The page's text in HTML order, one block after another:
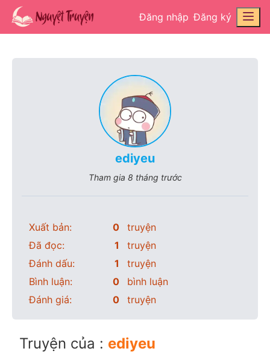
Đăng nhập Đăng ký
ediyeu
Tham gia 8 tháng trước
Xuất bản: 0
truyện
Đã đọc:
1
truyện
Đánh dấu:
1
truyện
Bình luận:
0
bình luận
Đánh giá:
0 truyện
Truyện của : ediyeu